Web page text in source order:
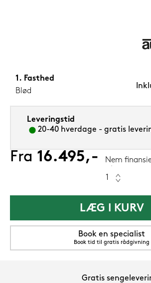
Fasthed
Blød
Leveringstid
20-40 hverdage - gratis
Fra 16.495,- Nem
LÆG I KURV
Book en specialist
Book tid til gratis rådgivning
Gratis